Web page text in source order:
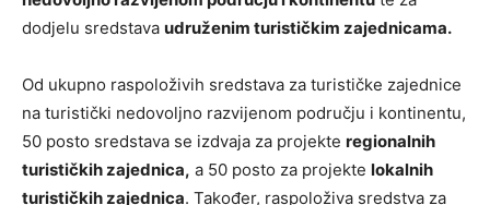
dodjelu sredstava udruženim turističkim zajednicama.
Od ukupno raspoloživih sredstava za turističke zajednice
na turistički nedovoljno razvijenom području i kontinentu,
50 posto sredstava se izdvaja za projekte regionalnih
turističkih zajednica, a 50 posto za projekte lokalnih
turističkih zajednica. Također, raspoloživa sredstva za